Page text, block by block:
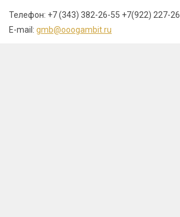
Телефон: +7 (343) 382-26-55 +7(922)
E-mail: gmb@ooogambit.ru